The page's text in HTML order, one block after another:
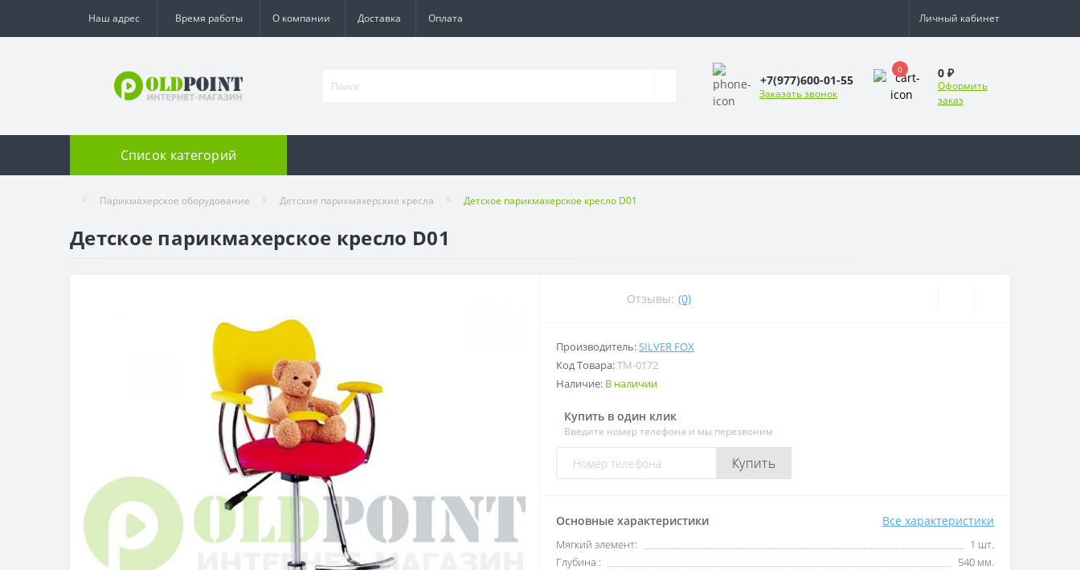
Наш адрес Время работы О компании Доставка Оплата Личный кабинет
+7(977)600-01-55
Заказать звонок
0 0 ₽
Оформить
заказ
Список категорий
Парикмахерское оборудование Детские парикмахерские кресла Детское парикмахерское кресло D01
Детское парикмахерское кресло D01
Отзывы: (0)
Производитель:SILVER FOX
Код Товара:ТМ-0172
Наличие: В наличии
Купить в один клик
Введите номер телефона и мы перезвоним
Купить
Основные характеристики Все характеристики
Мягкий элемент:
1 шт.
Глубина :
540 мм.